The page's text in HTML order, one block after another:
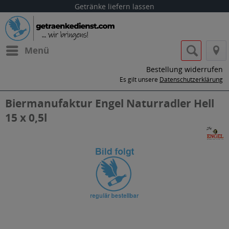
Getränke liefern lassen
Menü
Bestellung widerrufen
Es gilt unsere Datenschutzerklärung
Biermanufaktur Engel Naturradler Hell
15 x 0,5l